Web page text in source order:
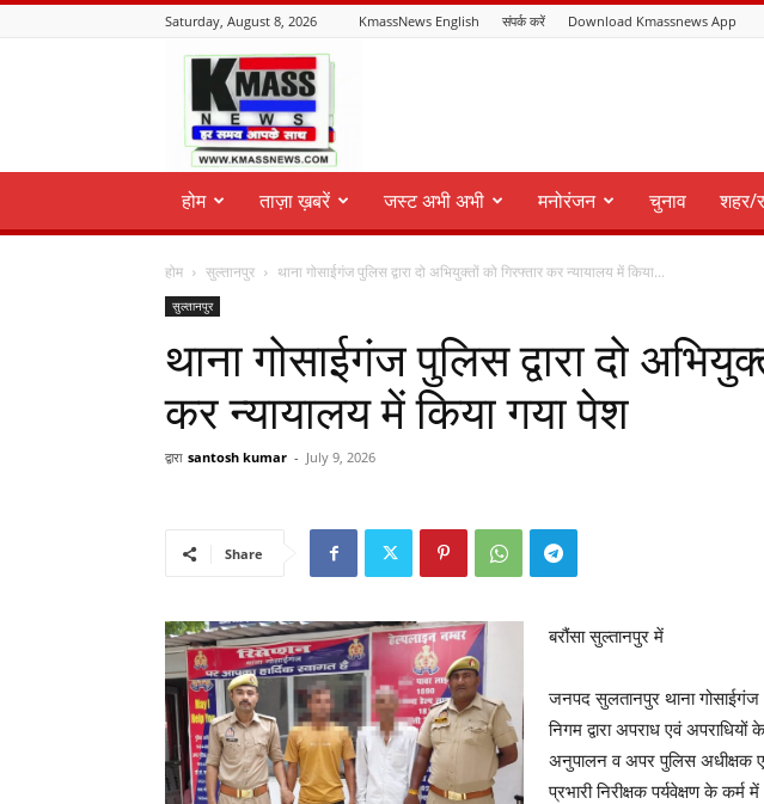
Saturday, August 8, 2026 KmassNews English संपर्क करें Download Kmassnews App
KmassNews
होम ताज़ा ख़बरें जस्ट अभी अभी मनोरंजन चुनाव शहर/
होम सुल्तानपुर थाना गोसाईगंज पुलिस द्वारा दो अभियुक्तों को गिरफ्तार कर न्यायालय में किया...
सुल्तानपुर
थाना गोसाईगंज पुलिस द्वारा दो
कर न्यायालय में किया गया पेश
द्वारा santosh kumar - July 9, 2026
Share
बरौंसा सुल्तानपुर में
जनपद सुलतानपुर थाना
निगम द्वारा अपराध एवं
अनुपालन व अपर पुलिस अधीक्षक
प्रभारी निरीक्षक पर्यवेक्षण के